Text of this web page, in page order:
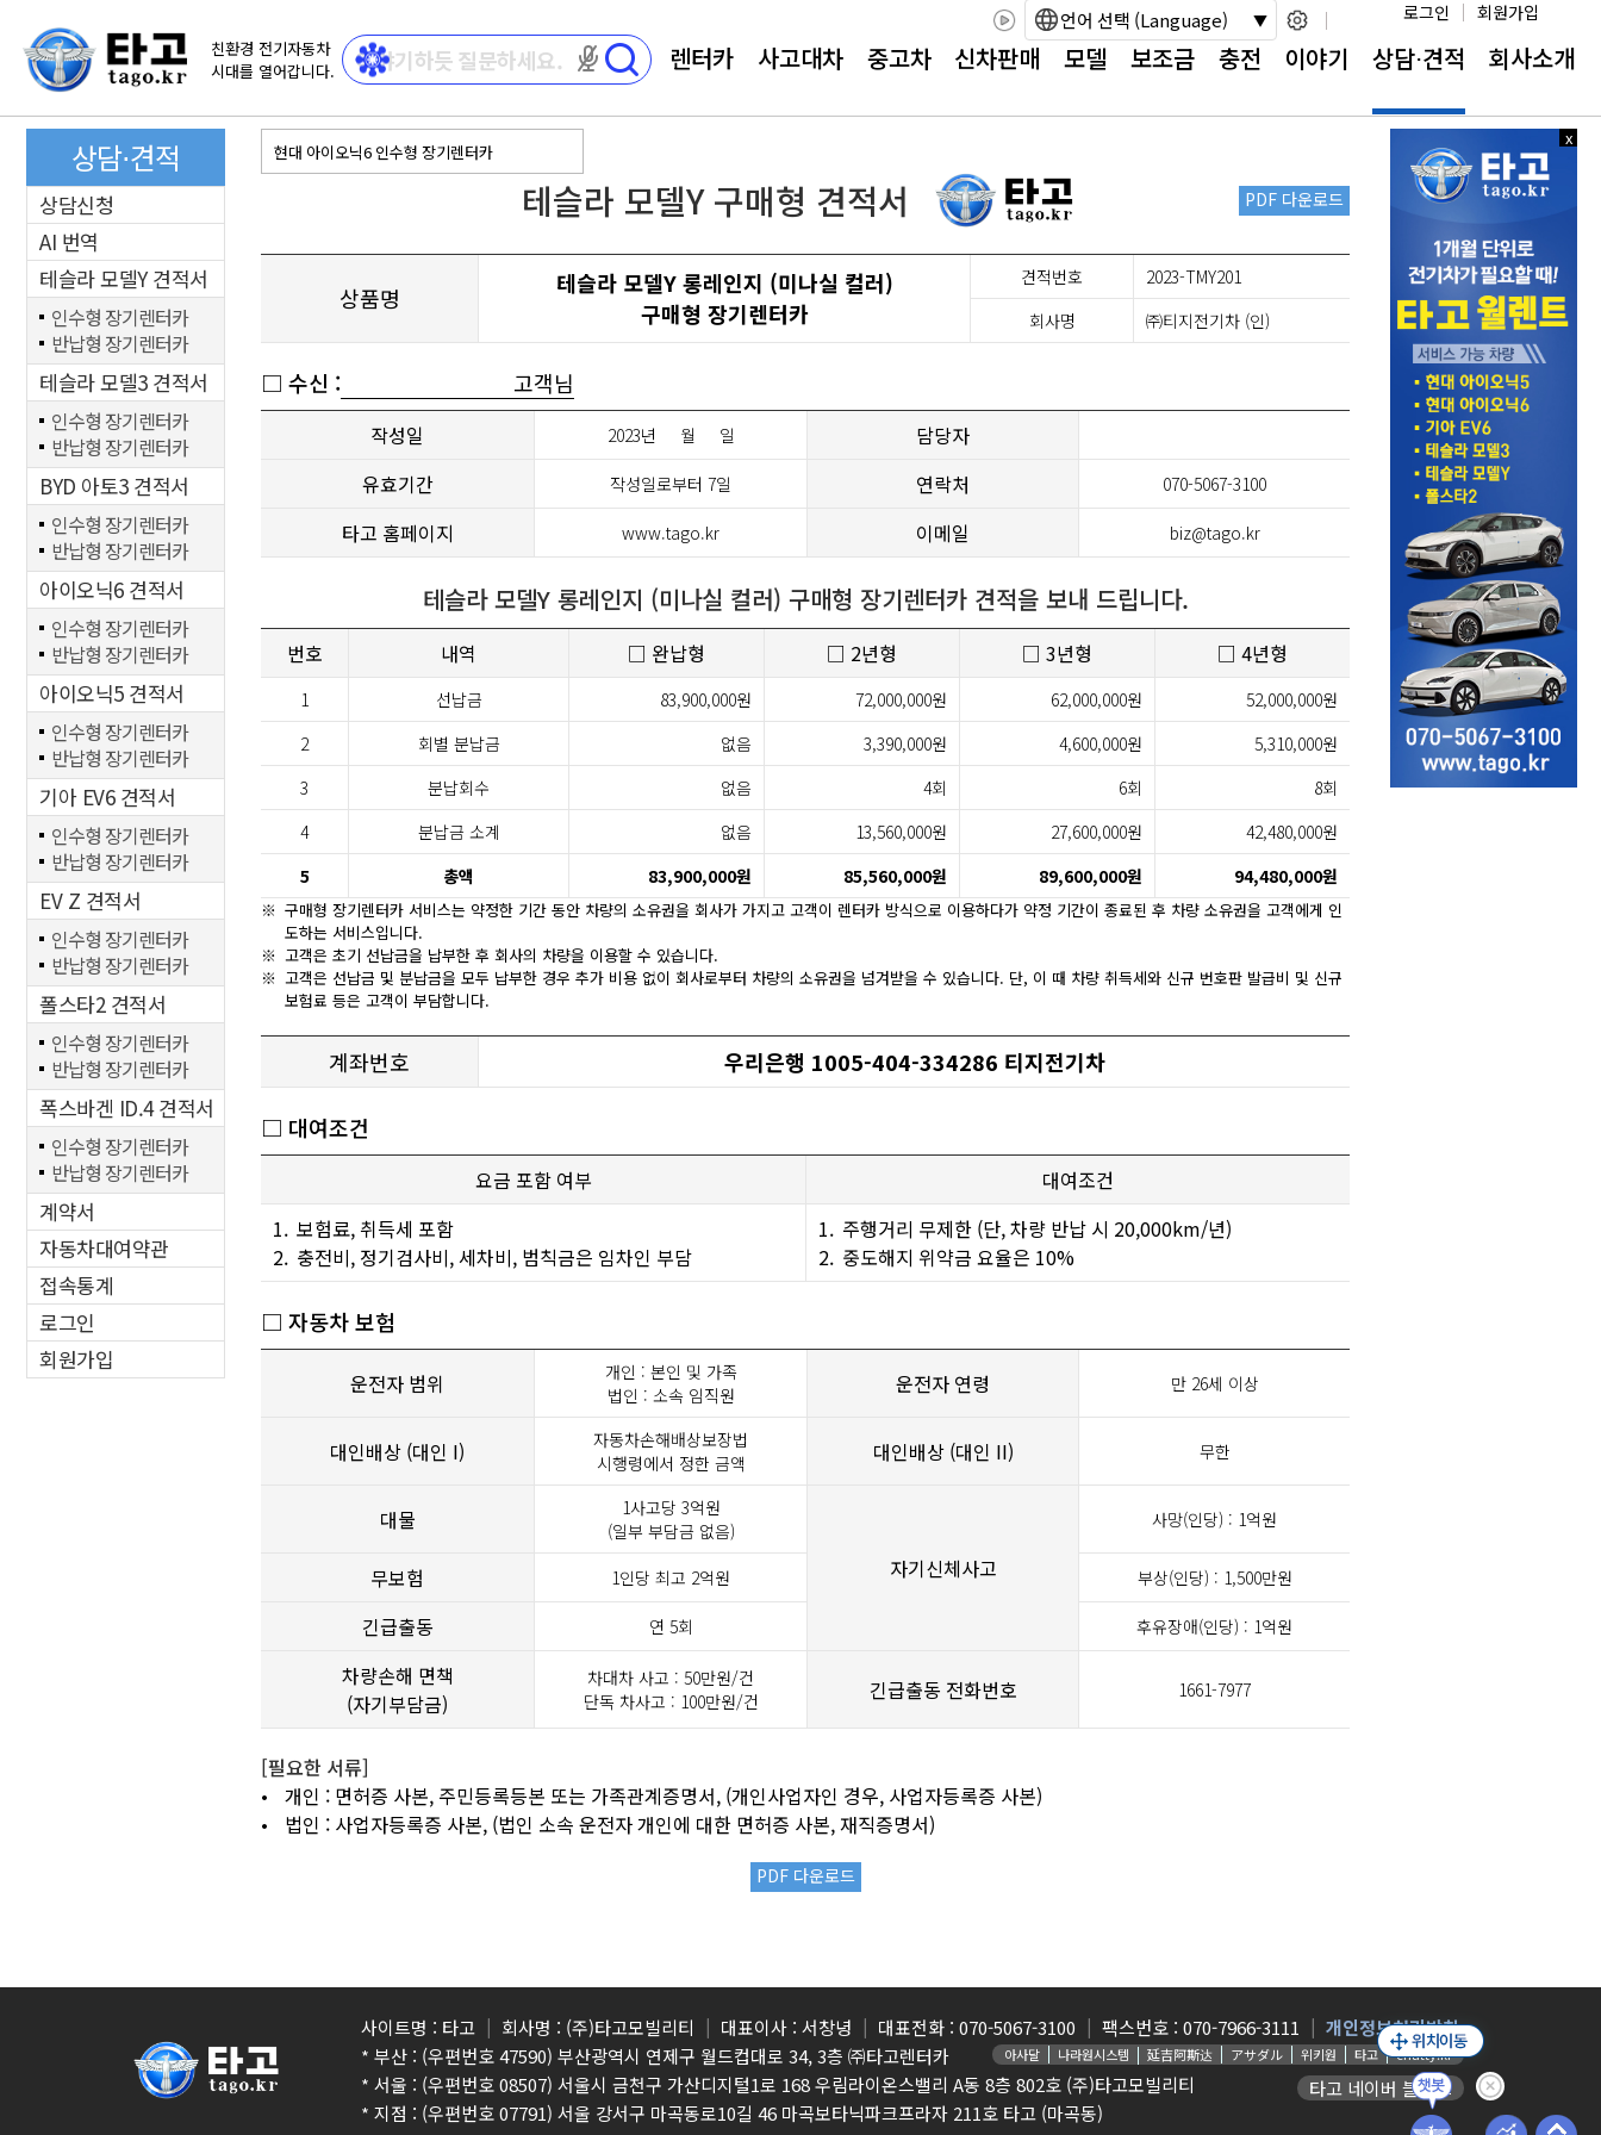
친환경 전기자동차
시대를 열어갑니다.
마이크 권한이 필요합니다
로그인 회원가입
언어 선택 (Language)
렌터카 사고대차 중고차 신차판매 모델 보조금 충전 이야기 상담⋅견적 회사소개
상담⋅견적
상담신청
AI 번역
테슬라 모델Y 견적서
인수형 장기렌터카
반납형 장기렌터카
테슬라 모델3 견적서
인수형 장기렌터카
반납형 장기렌터카
BYD 아토3 견적서
인수형 장기렌터카
반납형 장기렌터카
아이오닉6 견적서
인수형 장기렌터카
반납형 장기렌터카
아이오닉5 견적서
인수형 장기렌터카
반납형 장기렌터카
기아 EV6 견적서
인수형 장기렌터카
반납형 장기렌터카
EV Z 견적서
인수형 장기렌터카
반납형 장기렌터카
폴스타2 견적서
인수형 장기렌터카
반납형 장기렌터카
폭스바겐 ID.4 견적서
인수형 장기렌터카
반납형 장기렌터카
계약서
자동차대여약관
접속통계
로그인
회원가입
PDF 다운로드
테슬라 모델Y 구매형 견적서
상품명
테슬라 모델Y 롱레인지 (미나실 컬러)
구매형 장기렌터카
견적번호
2023-TMY201
회사명
㈜티지전기차 (인)
□ 수신 : 고객님
작성일 2023년 월 일
담당자
유효기간
작성일로부터 7일 연락처 070-5067-3100
타고 홈페이지 www.tago.kr 이메일 biz@tago.kr
테슬라 모델Y 롱레인지 (미나실 컬러) 구매형 장기렌터카 견적을 보내 드립니다.
번호 내역 □ 완납형 □ 2년형 □ 3년형 □ 4년형
1 선납금 83,900,000원 72,000,000원 62,000,000원
52,000,000원
2
회별 분납금 없음 3,390,000원 4,600,000원
5,310,000원
3
분납회수 없음 4회 6회
8회
4
분납금 소계 없음 13,560,000원 27,600,000원
42,480,000원
5
총액 83,900,000원 85,560,000원 89,600,000원 94,480,000원
※ 구매형 장기렌터카 서비스는 약정한 기간 동안 차량의 소유권을 회사가 가지고 고객이 렌터카 방식으로 이용하다가 약정 기간이 종료된 후 차량 소유권을 고객에게 인
도하는 서비스입니다.
※ 고객은 초기 선납금을 납부한 후 회사의 차량을 이용할 수 있습니다.
※ 고객은 선납금 및 분납금을 모두 납부한 경우 추가 비용 없이 회사로부터 차량의 소유권을 넘겨받을 수 있습니다. 단, 이 때 차량 취득세와 신규 번호판 발급비 및 신규
보험료 등은 고객이 부담합니다.
계좌번호 우리은행 1005-404-334286 티지전기차
□ 대여조건
요금 포함 여부
대여조건
1. 보험료, 취득세 포함
2. 충전비, 정기검사비, 세차비, 범칙금은 임차인 부담
1. 주행거리 무제한 (단, 차량 반납 시 20,000km/년)
2. 중도해지 위약금 요율은 10%
□ 자동차 보험
운전자 범위
개인 : 본인 및 가족
법인 : 소속 임직원
운전자 연령 만 26세 이상
대인배상 (대인 I)
자동차손해배상보장법
시행령에서 정한 금액
대인배상 (대인 II) 무한
대물 1사고당 3억원
(일부 부담금 없음)
자기신체사고
사망(인당) : 1억원
무보험 1인당 최고 2억원 부상(인당) : 1,500만원
긴급출동 연 5회 후유장애(인당) : 1억원
차량손해 면책
(자기부담금)
차대차 사고 : 50만원/건
단독 차사고 : 100만원/건
긴급출동 전화번호 1661-7977
[필요한 서류]
•
개인 : 면허증 사본, 주민등록등본 또는 가족관계증명서, (개인사업자인 경우, 사업자등록증 사본)
•
법인 : 사업자등록증 사본, (법인 소속 운전자 개인에 대한 면허증 사본, 재직증명서)
PDF 다운로드
x
x
사이트명 : 타고 회사명 : (주)타고모빌리티 대표이사 : 서창녕 대표전화 : 070-5067-3100 팩스번호 : 070-7966-3111
개인정보처리방침
* 부산 : (우편번호 47590) 부산광역시 연제구 월드컵대로 34, 3층 ㈜타고렌터카
* 서울 : (우편번호 08507) 서울시 금천구 가산디지털1로 168 우림라이온스밸리 A동 8층 802호 (주)타고모빌리티
* 지점 : (우편번호 07791) 서울 강서구 마곡동로10길 46 마곡보타닉파크프라자 211호 타고 (마곡동)
아사달 나라원시스템 延吉阿斯达 アサダル 위키원 타고 chatty.kr
타고 네이버 블로그